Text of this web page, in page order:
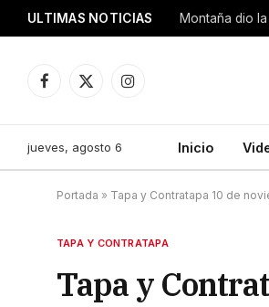
ULTIMAS NOTICIAS Montaña dio
Facebook
X
Instagram
jueves, agosto 6 Inicio
Portada » Tapa y Contratapa 10 de
TAPA Y CONTRATAPA
Tapa y